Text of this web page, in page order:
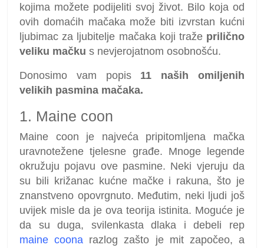
kojima možete podijeliti svoj život. Bilo koja od
ovih domaćih mačaka može biti izvrstan kućni
ljubimac za ljubitelje mačaka koji traže prilično
veliku mačku s nevjerojatnom osobnošću.
Donosimo vam popis 11 naših omiljenih
velikih pasmina mačaka.
1. Maine coon
Maine coon je najveća pripitomljena mačka
uravnotežene tjelesne građe. Mnoge legende
okružuju pojavu ove pasmine. Neki vjeruju da
su bili križanac kućne mačke i rakuna, što je
znanstveno opovrgnuto. Međutim, neki ljudi još
uvijek misle da je ova teorija istinita. Moguće je
da su duga, svilenkasta dlaka i debeli rep
maine coona razlog zašto je mit započeo, a